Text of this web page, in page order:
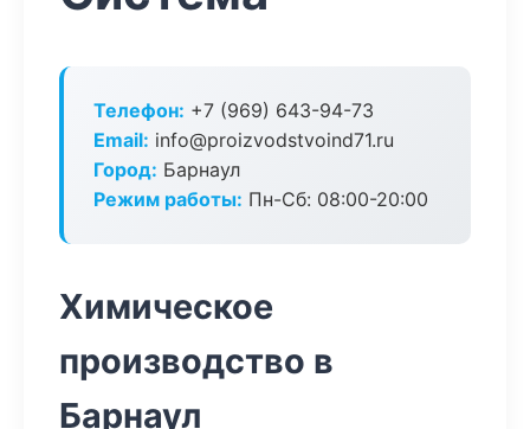
Телефон: +7 (969) 643-94-73
Email: info@proizvodstvoind71.ru
Город: Барнаул
Режим работы: Пн-Сб: 08:00-20:00
Химическое
производство в
Барнаул